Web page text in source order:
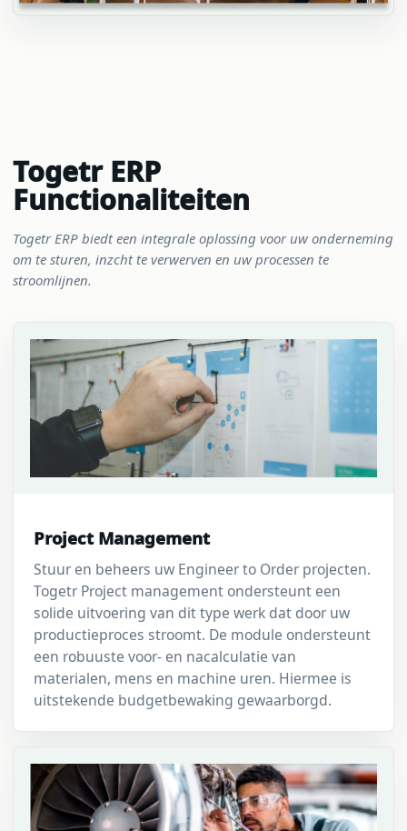
Togetr ERP
Functionaliteiten
Togetr ERP biedt een integrale oplossing voor uw onderneming
om te sturen, inzcht te verwerven en uw processen te
stroomlijnen.
Project Management
Stuur en beheers uw Engineer to Order projecten.
Togetr Project management ondersteunt een
solide uitvoering van dit type werk dat door uw
productieproces stroomt. De module ondersteunt
een robuuste voor- en nacalculatie van
materialen, mens en machine uren. Hiermee is
uitstekende budgetbewaking gewaarborgd.